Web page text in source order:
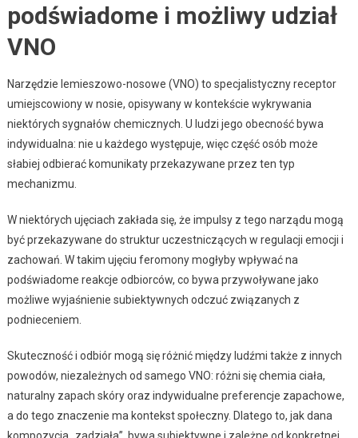
podświadome i możliwy udział
VNO
Narzędzie lemieszowo-nosowe (VNO) to specjalistyczny receptor
umiejscowiony w nosie, opisywany w kontekście wykrywania
niektórych sygnałów chemicznych. U ludzi jego obecność bywa
indywidualna: nie u każdego występuje, więc część osób może
słabiej odbierać komunikaty przekazywane przez ten typ
mechanizmu.
W niektórych ujęciach zakłada się, że impulsy z tego narządu mogą
być przekazywane do struktur uczestniczących w regulacji emocji i
zachowań. W takim ujęciu feromony mogłyby wpływać na
podświadome reakcje odbiorców, co bywa przywoływane jako
możliwe wyjaśnienie subiektywnych odczuć związanych z
podnieceniem.
Skuteczność i odbiór mogą się różnić między ludźmi także z innych
powodów, niezależnych od samego VNO: różni się chemia ciała,
naturalny zapach skóry oraz indywidualne preferencje zapachowe,
a do tego znaczenie ma kontekst społeczny. Dlatego to, jak dana
kompozycja „zadziała”, bywa subiektywne i zależne od konkretnej